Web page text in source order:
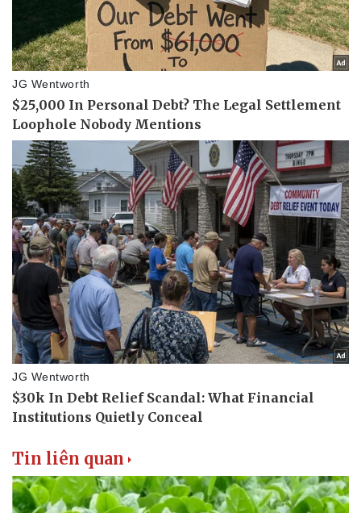
Thể thao
Bóng đá
Lịch thi đấu bóng đá
Thế giới thể thao
eSports
Hậu trường
Ô tô - Xe máy
Ô tô
Xe máy
Tư vấn
Tin liên quan